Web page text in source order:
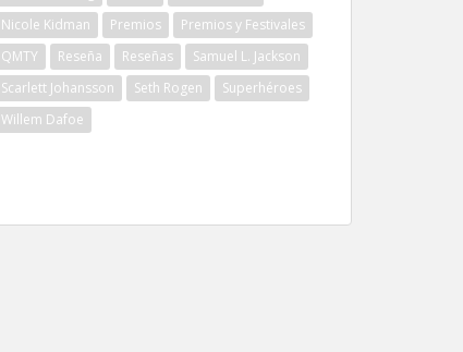
Nicole Kidman
Premios
Premios y Festivales
QMTY
Reseña Reseñas
Samuel L. Jackson
Scarlett Johansson
Seth Rogen
Superhéroes
Willem Dafoe